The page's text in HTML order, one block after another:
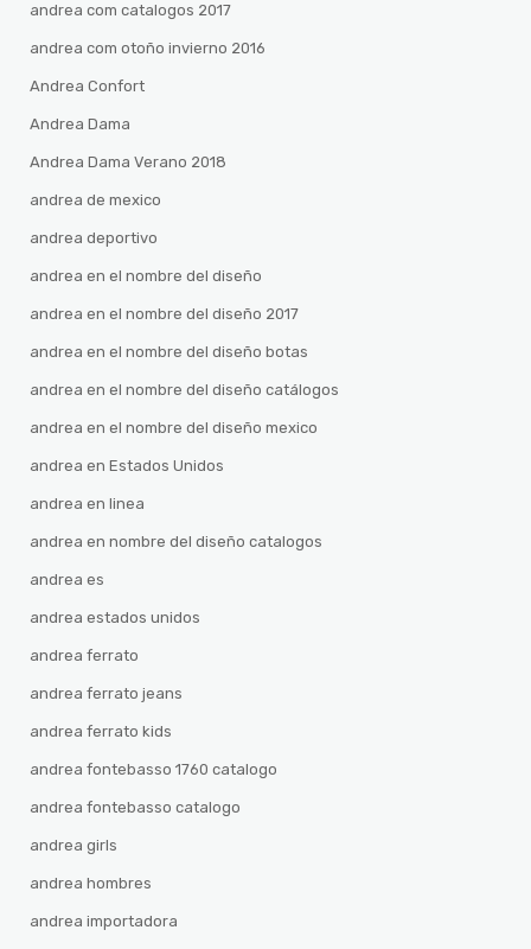
andrea com catalogos 2017
andrea com otoño invierno 2016
Andrea Confort
Andrea Dama
Andrea Dama Verano 2018
andrea de mexico
andrea deportivo
andrea en el nombre del diseño
andrea en el nombre del diseño 2017
andrea en el nombre del diseño botas
andrea en el nombre del diseño catálogos
andrea en el nombre del diseño mexico
andrea en Estados Unidos
andrea en linea
andrea en nombre del diseño catalogos
andrea es
andrea estados unidos
andrea ferrato
andrea ferrato jeans
andrea ferrato kids
andrea fontebasso 1760 catalogo
andrea fontebasso catalogo
andrea girls
andrea hombres
andrea importadora